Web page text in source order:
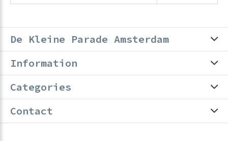
De Kleine Parade Amsterdam
Information
Categories
Contact